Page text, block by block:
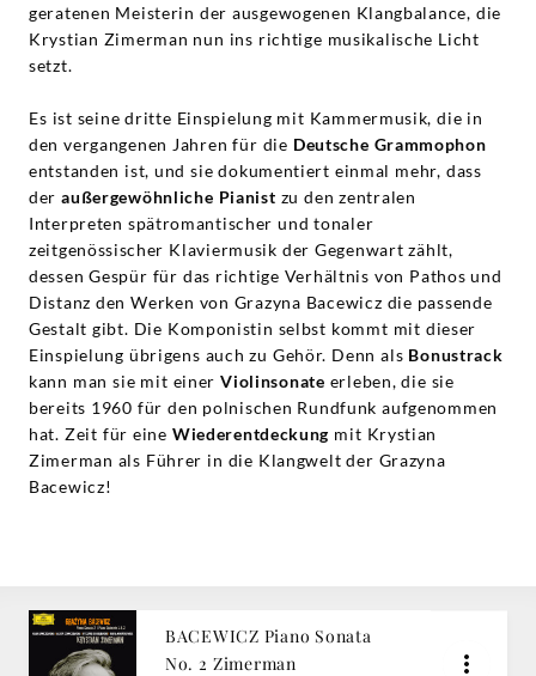
geratenen Meisterin der ausgewogenen Klangbalance, die
Krystian Zimerman nun ins richtige musikalische Licht
setzt.
Es ist seine dritte Einspielung mit Kammermusik, die in
den vergangenen Jahren für die Deutsche Grammophon
entstanden ist, und sie dokumentiert einmal mehr, dass
deraußergewöhnliche Pianist zu den zentralen
Interpreten spätromantischer und tonaler
zeitgenössischer Klaviermusik der Gegenwart zählt,
dessen Gespür für das richtige Verhältnis von Pathos und
Distanz den Werken von Grazyna Bacewicz die passende
Gestalt gibt. Die Komponistin selbst kommt mit dieser
Einspielung übrigens auch zu Gehör. Denn als Bonustrack
kann man sie mit einerViolinsonate erleben, die sie
bereits 1960 für den polnischen Rundfunk aufgenommen
hat. Zeit für eine Wiederentdeckung mit Krystian
Zimerman als Führer in die Klangwelt der Grazyna
Bacewicz!
BACEWICZ Piano Sonata
No. 2 Zimerman